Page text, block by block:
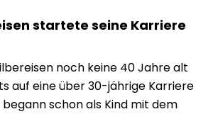
startete seine Karriere
noch keine 40 Jahre alt
auf eine über 30-jährige Karriere
schon als Kind mit dem